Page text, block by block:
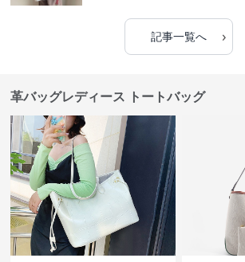
記事一覧へ ›
革バッグレディース トートバッグ